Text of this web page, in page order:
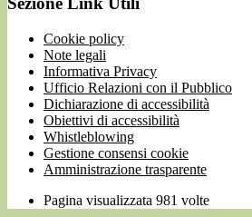
Cookie policy
Note legali
Informativa Privacy
Ufficio Relazioni con il Pubblico
Dichiarazione di accessibilità
Obiettivi di accessibilità
Whistleblowing
Gestione consensi cookie
Amministrazione trasparente
Pagina visualizzata 981 volte